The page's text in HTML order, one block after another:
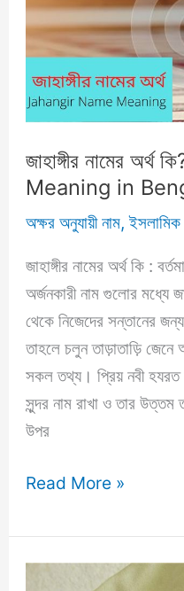
Meaning
in
Bengali
জাহাঙ্গীর নামের
Meaning in
অক্ষর অনুযায়ী নাম,ইসলামিক
জাহাঙ্গীর নামের অর্থ কি :
অর্জনকারী নাম গুলোর মধ্যে
থেকে নিজেদের সন্তানের
তাহলে চলুন তাড়াতাড়ি জেনে
সকল তথ্য। প্রিয় নবী হযরত
সুন্দর নাম রাখা ও তার উত্তম
উপর
জাহাঙ্গীর
অর্থ
কি?
Read More »